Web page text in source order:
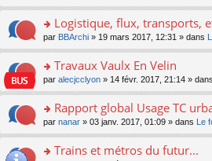
e
nt
u
ré
c
e
nt
le
pl
u
ré
c
e
nt
e
n
n
le
pl
u
ré
c
e
nt
a
g
e
n
n
le
pl
u
ré
le
m
e
a
g
e
n
n
le
n
ult
er
le
m
e
a
g
e
n
o
n
ult
er
le
m
e
a
Logistique, flux, transports,
par BBArchi » 19 mars 2017, 12:31 » dans
o
n
ult
er
le
m
Travaux Vaulx En Velin
par alecjcclyon » 14 févr. 2017, 21:14 » dans
o
n
ult
Rapport global Usage TC
par nanar » 03 janv. 2017, 01:09 » dans Le
Trains et métros du futur...